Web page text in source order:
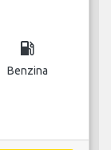
local_gas_station
Benzina